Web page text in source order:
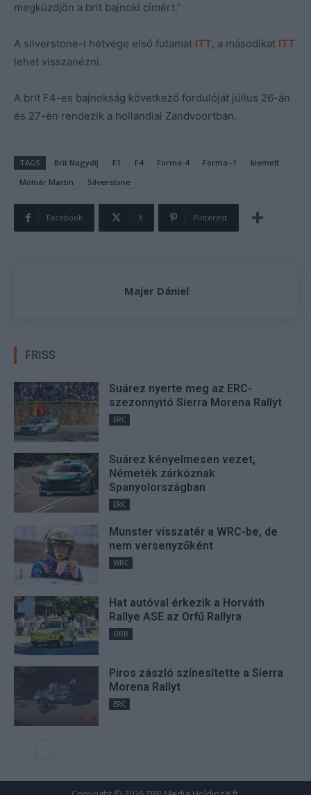
megküzdjön a brit bajnoki címért.”
A silverstone-i hétvége első futamát ITT, a másodikat ITT
lehet visszanézni.
A brit F4-es bajnokság következő fordulóját július 26-án
és 27-én rendezik a hollandiai Zandvoortban.
TAGS Brit Nagydíj F1 F4 Forma-4 Forma–1
kiemelt
Molnár Martin
Silverstone
Facebook X Pinterest
Majer Dániel
FRISS
Suárez nyerte meg az ERC-
szezonnyitó Sierra Morena Rallyt
ERC
Suárez kényelmesen vezet,
Németék zárkóznak
Spanyolországban
ERC
Munster visszatér a WRC-be, de
nem versenyzőként
WRC
Hat autóval érkezik a Horváth
Rallye ASE az Orfű Rallyra
ORB
Piros zászló színesítette a Sierra
Morena Rallyt
ERC